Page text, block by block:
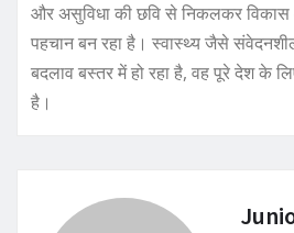
और असुविधा की छवि से निकलकर
पहचान बन रहा है। स्वास्थ्य जैसे
बदलाव बस्तर में हो रहा है, वह पूरे देश के
है।